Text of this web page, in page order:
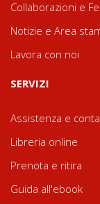
Collaborazioni e
Notizie e Area
Lavora con noi
SERVIZI
Assistenza e
Libreria online
Prenota e ritira
Guida all'ebook